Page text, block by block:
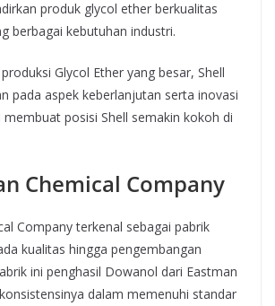
produk glycol ether berkualitas
berbagai kebutuhan industri.
Glycol Ether yang besar, Shell
pada aspek keberlanjutan serta inovasi
posisi Shell semakin kokoh di
Chemical Company
Company terkenal sebagai pabrik
kualitas hingga pengembangan
ini penghasil Dowanol dari Eastman
dalam memenuhi standar